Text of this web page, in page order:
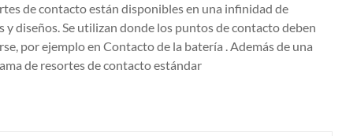
de contacto están disponibles en una infinidad de
y diseños. Se utilizan donde los puntos de contacto deben
por ejemplo en Contacto de la batería . Además de una
de resortes de contacto estándar